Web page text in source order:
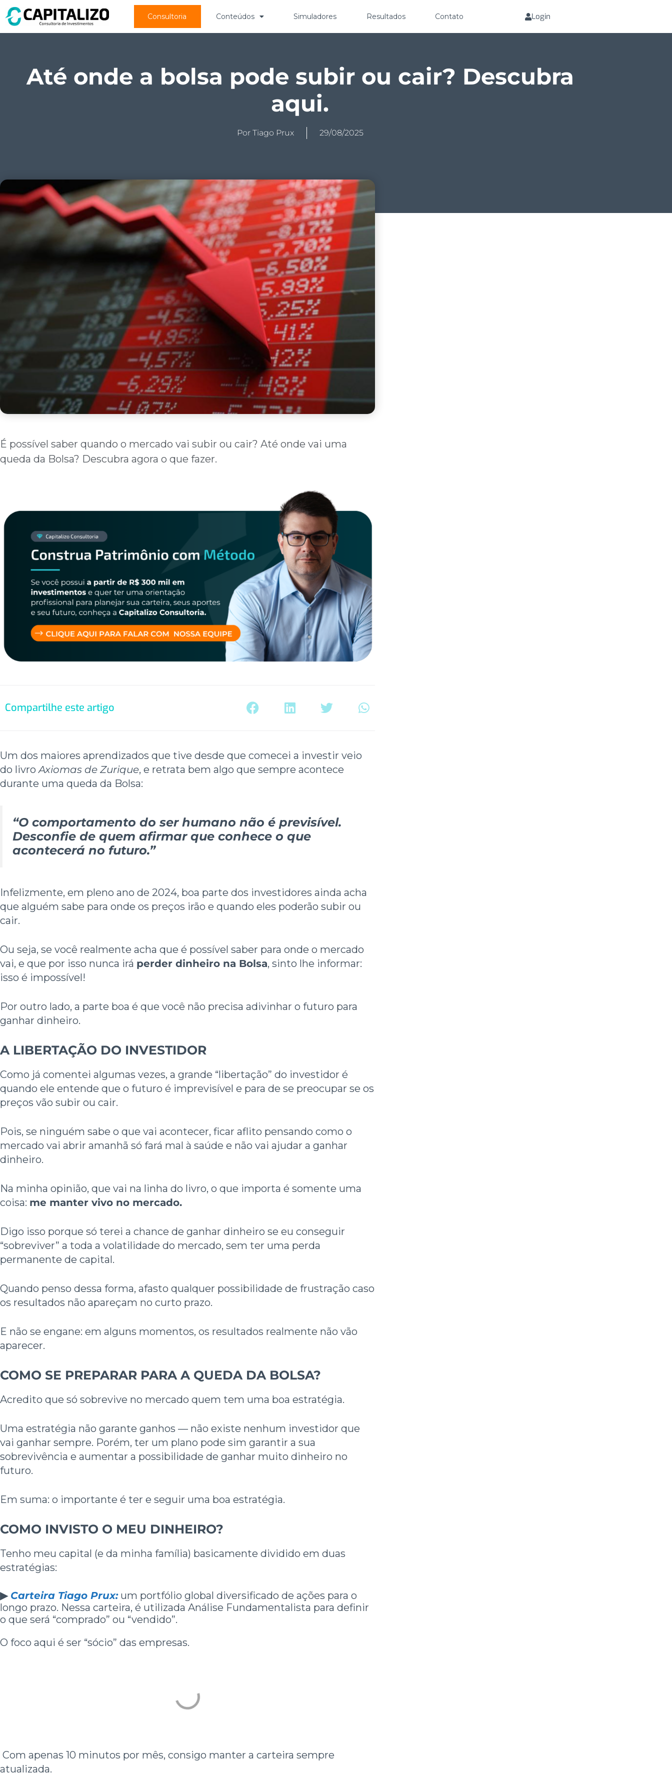
Consultoria Conteúdos Simuladores Resultados Contato Login
Até onde a bolsa pode subir ou cair? Descubra
aqui.
Por Tiago Prux 29/08/2025
É possível saber quando o mercado vai subir ou cair? Até onde vai uma
queda da Bolsa? Descubra agora o que fazer.
Compartilhe este artigo
Um dos maiores aprendizados que tive desde que comecei a investir veio
do livro Axiomas de Zurique, e retrata bem algo que sempre acontece
durante uma queda da Bolsa:
“O comportamento do ser humano não é previsível.
Desconfie de quem afirmar que conhece o que
acontecerá no futuro.”
Infelizmente, em pleno ano de 2024, boa parte dos investidores ainda acha
que alguém sabe para onde os preços irão e quando eles poderão subir ou
cair.
Ou seja, se você realmente acha que é possível saber para onde o mercado
vai, e que por isso nunca irá perder dinheiro na Bolsa, sinto lhe informar:
isso é impossível!
Por outro lado, a parte boa é que você não precisa adivinhar o futuro para
ganhar dinheiro.
A LIBERTAÇÃO DO INVESTIDOR
Como já comentei algumas vezes, a grande “libertação” do investidor é
quando ele entende que o futuro é imprevisível e para de se preocupar se os
preços vão subir ou cair.
Pois, se ninguém sabe o que vai acontecer, ficar aflito pensando como o
mercado vai abrir amanhã só fará mal à saúde e não vai ajudar a ganhar
dinheiro.
Na minha opinião, que vai na linha do livro, o que importa é somente uma
coisa: me manter vivo no mercado.
Digo isso porque só terei a chance de ganhar dinheiro se eu conseguir
“sobreviver” a toda a volatilidade do mercado, sem ter uma perda
permanente de capital.
Quando penso dessa forma, afasto qualquer possibilidade de frustração caso
os resultados não apareçam no curto prazo.
E não se engane: em alguns momentos, os resultados realmente não vão
aparecer.
COMO SE PREPARAR PARA A QUEDA DA BOLSA?
Acredito que só sobrevive no mercado quem tem uma boa estratégia.
Uma estratégia não garante ganhos — não existe nenhum investidor que
vai ganhar sempre. Porém, ter um plano pode sim garantir a sua
sobrevivência e aumentar a possibilidade de ganhar muito dinheiro no
futuro.
Em suma: o importante é ter e seguir uma boa estratégia.
COMO INVISTO O MEU DINHEIRO?
Tenho meu capital (e da minha família) basicamente dividido em duas
estratégias:
▶ Carteira Tiago Prux: um portfólio global diversificado de ações para o
longo prazo. Nessa carteira, é utilizada Análise Fundamentalista para definir
o que será “comprado” ou “vendido”.
O foco aqui é ser “sócio” das empresas.
Com apenas 10 minutos por mês, consigo manter a carteira sempre
atualizada.